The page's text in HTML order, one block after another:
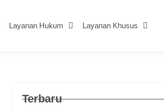
Layanan Hukum Layanan Khusus
Terbaru